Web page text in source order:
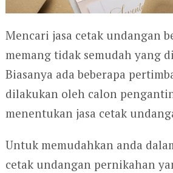
Mencari jasa cetak undangan
memang tidak semudah yang
Biasanya ada beberapa
dilakukan oleh calon
menentukan jasa cetak
Untuk memudahkan anda
cetak undangan pernikahan